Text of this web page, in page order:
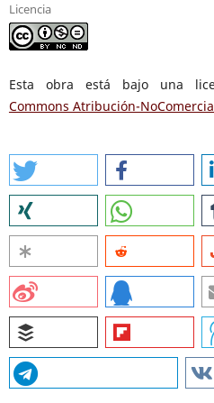
Licencia
Esta obra está bajo una
Commons Atribución-